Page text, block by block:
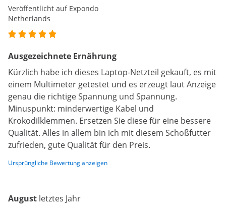
Veröffentlicht auf Expondo
Netherlands
Ausgezeichnete Ernährung
Kürzlich habe ich dieses Laptop-Netzteil gekauft, es mit
einem Multimeter getestet und es erzeugt laut Anzeige
genau die richtige Spannung und Spannung.
Minuspunkt: minderwertige Kabel und
Krokodilklemmen. Ersetzen Sie diese für eine bessere
Qualität. Alles in allem bin ich mit diesem Schoßfutter
zufrieden, gute Qualität für den Preis.
Ursprüngliche Bewertung anzeigen
August letztes Jahr